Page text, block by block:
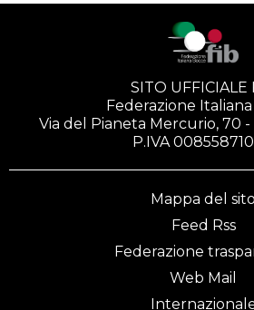
SITO UFFICIALE
Federazione
Via del Pianeta Mercurio, 70 -
P.IVA
Mappa del sito
Feed Rss
Federazione
Web Mail